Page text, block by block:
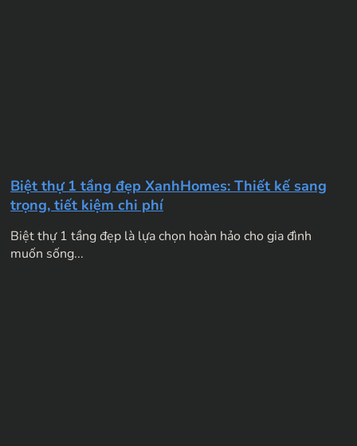
Biệt thự 1 tầng đẹp XanhHomes: Thiết kế sang
trọng, tiết kiệm chi phí
Biệt thự 1 tầng đẹp là lựa chọn hoàn hảo cho gia đình
muốn sống...